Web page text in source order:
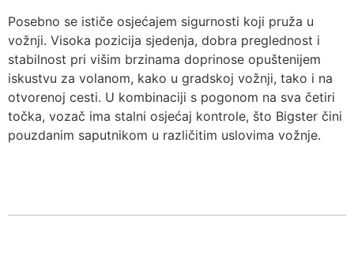
Posebno se ističe osjećajem sigurnosti koji pruža u
vožnji. Visoka pozicija sjedenja, dobra preglednost i
stabilnost pri višim brzinama doprinose opuštenijem
iskustvu za volanom, kako u gradskoj vožnji, tako i na
otvorenoj cesti. U kombinaciji s pogonom na sva četiri
točka, vozač ima stalni osjećaj kontrole, što Bigster čini
pouzdanim saputnikom u različitim uslovima vožnje.